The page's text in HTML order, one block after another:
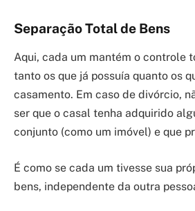
Separação Total de Bens
Aqui, cada um mantém o controle
tanto os que já possuía quanto os
casamento. Em caso de divórcio,
ser que o casal tenha adquirido
conjunto (como um imóvel) e que
É como se cada um tivesse sua
bens, independente da outra